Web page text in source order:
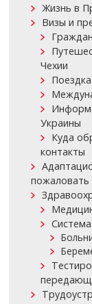
Жизнь в
Визы и
Чехии
Украины
Куда
контакты
пожаловать